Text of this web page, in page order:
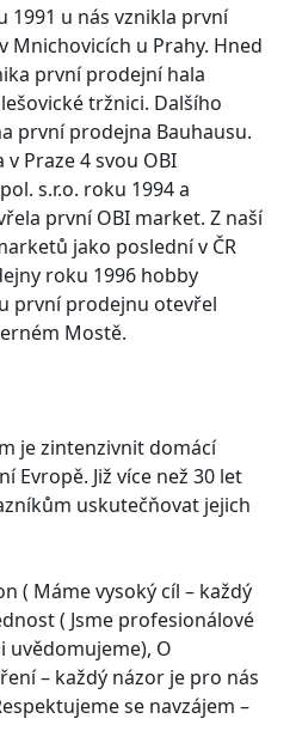
1991 u nás vznikla první
u Prahy. Hned
první prodejní hala
tržnici. Dalšího
první prodejna Bauhausu.
Praze 4 svou OBI
s.r.o. roku 1994 a
první OBI market. Z naší
jako poslední v ČR
roku 1996 hobby
první prodejnu otevřel
Mostě.
je zintenzivnit domácí
Evropě. Již více než 30 let
uskutečňovat jejich
( Máme vysoký cíl – každý
( Jsme profesionálové
uvědomujeme), O
– každý názor je pro nás
se navzájem –